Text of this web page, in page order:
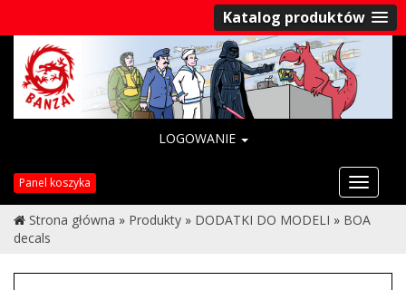
Katalog produktów
LOGOWANIE
Panel koszyka
Strona główna » Produkty » DODATKI DO MODELI » BOA
decals